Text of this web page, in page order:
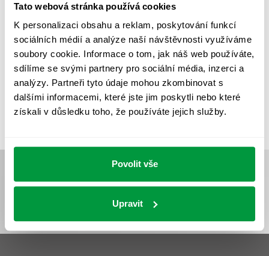
Tato webová stránka používá cookies
K personalizaci obsahu a reklam, poskytování funkcí
sociálních médií a analýze naší návštěvnosti využíváme
soubory cookie. Informace o tom, jak náš web používáte,
sdílíme se svými partnery pro sociální média, inzerci a
analýzy. Partneři tyto údaje mohou zkombinovat s
dalšími informacemi, které jste jim poskytli nebo které
získali v důsledku toho, že používáte jejich služby.
Povolit vše
Upravit
REVIZE NOUZOVÉHO OSVĚTLENÍ ŘÍZENÍ
UMĚLÉ OSVĚTLENÍ VEŘEJNÉ OSVĚTLENÍ
VÝPOČET OSVĚTLENÍ VÝPOČET ZASTÍNĚNÍ
VÝPOČTY A NÁVRHY ZASTÍNĚNÍ
ZKOUŠKY NOUZOVÉHO OSVĚTLENÍ